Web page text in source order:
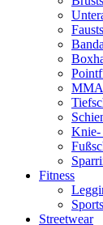
MMA
Knie-
Fitness
Streetwear